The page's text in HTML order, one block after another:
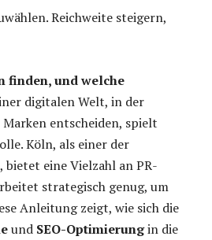
Reichweite steigern,
finden, und welche
digitalen Welt, in der
entscheiden, spielt
Köln, als einer der
eine Vielzahl an PR-
strategisch genug, um
Anleitung zeigt, wie sich die
und SEO-Optimierungin die